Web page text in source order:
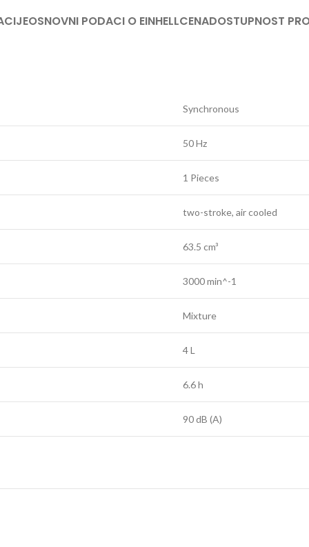
OSNOVNI PODACI O EINHELLCENADOSTUPNOST
Synchronous
50 Hz
1 Pieces
two-stroke, air cooled
63.5 cm³
3000 min^-1
Mixture
4 L
6.6 h
90 dB (A)